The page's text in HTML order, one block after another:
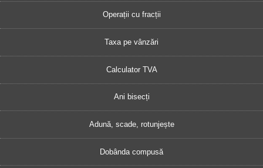
Operații cu fracții
Taxa pe vânzări
Calculator TVA
Ani bisecți
Adună, scade, rotunjește
Dobânda compusă